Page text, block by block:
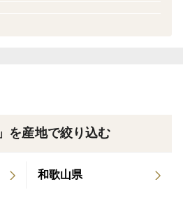
菜室で保存して下さい。
を産地で絞り込む
和歌山県